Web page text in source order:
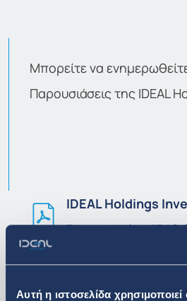
Αυτή η ιστοσελίδα
Μπορείτε να ενημερωθείτε
Παρουσιάσεις της IDEAL
IDEAL Holdings
Presentation